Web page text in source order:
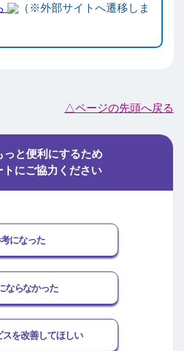
（※外部サイトへ遷移しま
△ページの先頭へ戻る
っと便利にするため
トにご協力ください
になった
ならなかった
スを改善してほしい